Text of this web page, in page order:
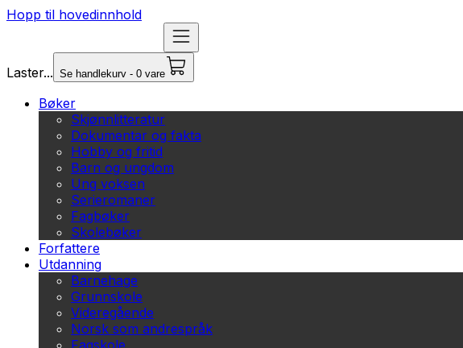
Hopp til hovedinnhold
Laster... Se handlekurv - 0 vare
Bøker
Skjønnlitteratur
Dokumentar og fakta
Hobby og fritid
Barn og ungdom
Ung voksen
Serieromaner
Fagbøker
Skolebøker
Forfattere
Utdanning
Barnehage
Grunnskole
Videregående
Norsk som andrespråk
Fagskole